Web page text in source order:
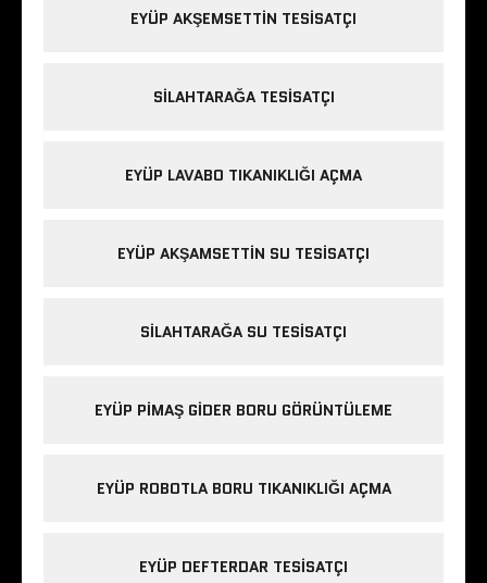
EYÜP AKŞEMSETTIN TESISATÇI
SILAHTARAĞA TESISATÇI
EYÜP LAVABO TIKANIKLIĞI AÇMA
EYÜP AKŞAMSETTIN SU TESISATÇI
SILAHTARAĞA SU TESISATÇI
EYÜP PIMAŞ GIDER BORU GÖRÜNTÜLEME
EYÜP ROBOTLA BORU TIKANIKLIĞI AÇMA
EYÜP DEFTERDAR TESISATÇI